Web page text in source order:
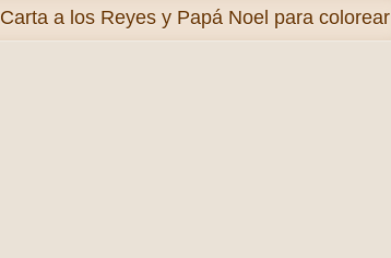
Carta a los Reyes y Papá Noel para colorear